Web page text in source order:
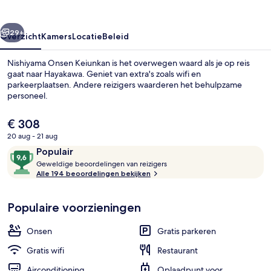
Terrein van de accommodatie
Volgende
29+
OverzichtKamersLocatieBeleid
Nishiyama Onsen Keiunkan is het overwegen waard als je op reis
gaat naar Hayakawa. Geniet van extra's zoals wifi en
parkeerplaatsen. Andere reizigers waarderen het behulpzame
personeel.
De
huidige
is
€ 308
€ 308
20 aug - 21 aug
Beoordelingen
Populair
9,6
van
10,
Geweldige beoordelingen van reizigers
i
e
Alle 194 beoordelingen bekijken
Populaire voorzieningen
Onsen
Gratis parkeren
Gratis wifi
Restaurant